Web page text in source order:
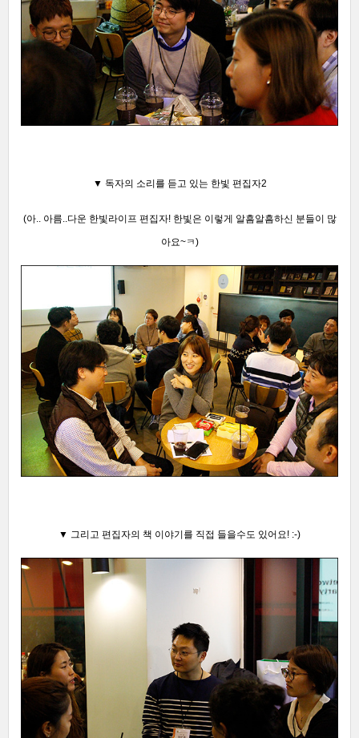
▼ 독자의 소리를 듣고 있는 한빛 편집자2
(아.. 아름..다운 한빛라이프 편집자! 한빛은 이렇게 알흠알흠하신 분들이 많
아요~ㅋ)
▼ 그리고 편집자의 책 이야기를 직접 들을수도 있어요! :-)